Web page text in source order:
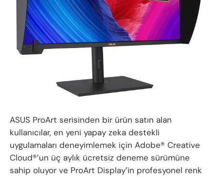
ASUS ProArt serisinden bir ürün satın alan
kullanıcılar, en yeni yapay zeka destekli
uygulamaları deneyimlemek için Adobe® Creative
Cloud®’un üç aylık ücretsiz deneme sürümüne
sahip oluyor ve ProArt Display’in profesyonel renk